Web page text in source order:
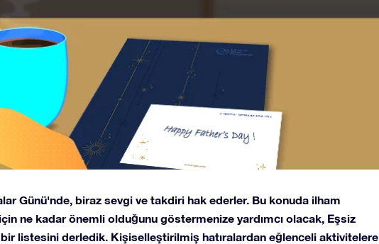
Günü'nde, biraz sevgi ve takdiri hak ederler. Bu konuda ilham
için ne kadar önemli olduğunu göstermenize yardımcı olacak, Eşsiz
listesini derledik. Kişiselleştirilmiş hatıralardan eğlenceli aktivitelere